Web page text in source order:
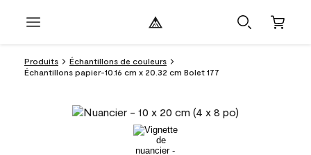
Produits
Échantillons de couleurs
Échantillons papier-10.16 cm x 20.32 cm Bolet 177